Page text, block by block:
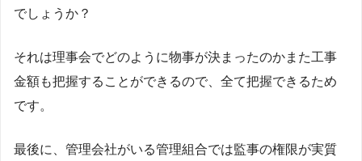
でしょうか？
それは理事会でどのように物事が決まったのかまた工事
金額も把握することができるので、全て把握できるため
です。
最後に、管理会社がいる管理組合では監事の権限が実質